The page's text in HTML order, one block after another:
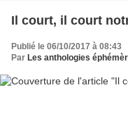
Il court, il court
Publié le 06/10/2017 à 08:43
Par Les anthologies